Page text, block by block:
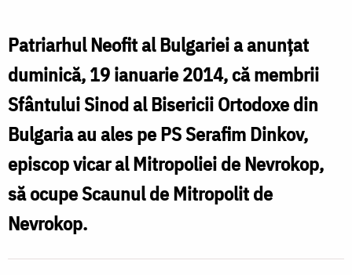
a
fost
ales
Mitropolit
de
Nevrokop
Patriarhul Neofit al Bulgariei a anunțat
duminică, 19 ianuarie 2014, că membrii
Sfântului Sinod al Bisericii Ortodoxe din
Bulgaria au ales pe PS Serafim Dinkov,
episcop vicar al Mitropoliei de Nevrokop,
să ocupe Scaunul de Mitropolit de
Nevrokop.